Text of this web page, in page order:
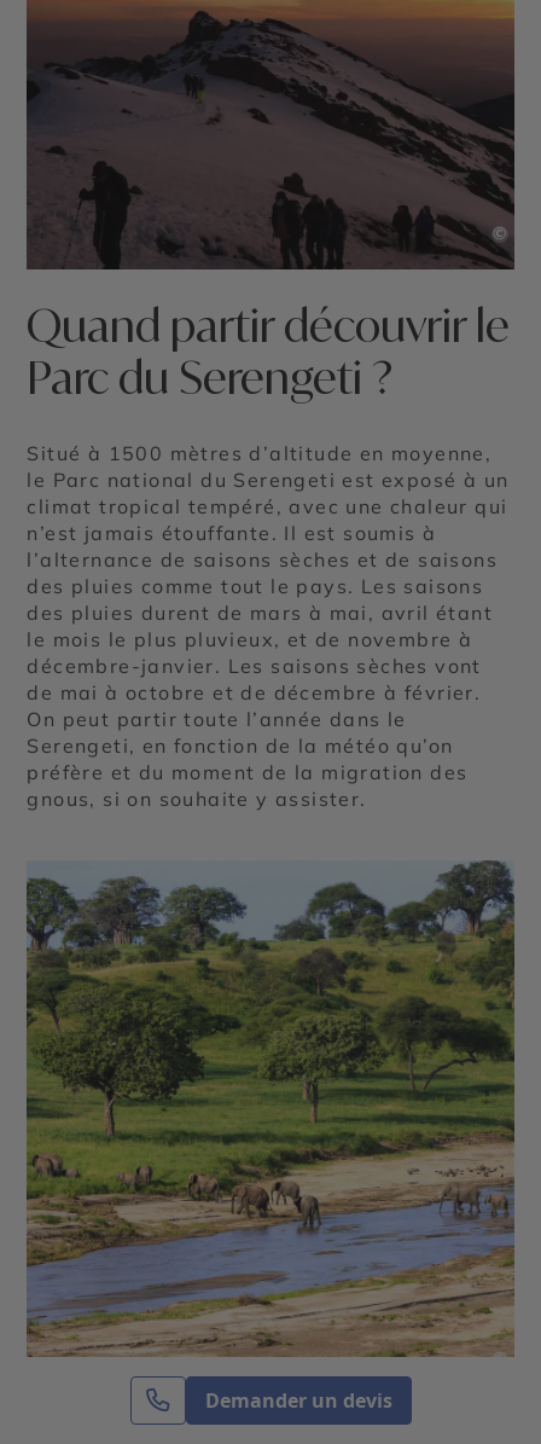
Demander un devis
©
Quand partir découvrir le
Parc du Serengeti ?
Situé à 1500 mètres d’altitude en moyenne,
le Parc national du Serengeti est exposé à un
climat tropical tempéré, avec une chaleur qui
n’est jamais étouffante. Il est soumis à
l’alternance de saisons sèches et de saisons
des pluies comme tout le pays. Les saisons
des pluies durent de mars à mai, avril étant
le mois le plus pluvieux, et de novembre à
décembre-janvier. Les saisons sèches vont
de mai à octobre et de décembre à février.
On peut partir toute l’année dans le
Serengeti, en fonction de la météo qu’on
préfère et du moment de la migration des
gnous, si on souhaite y assister.
©